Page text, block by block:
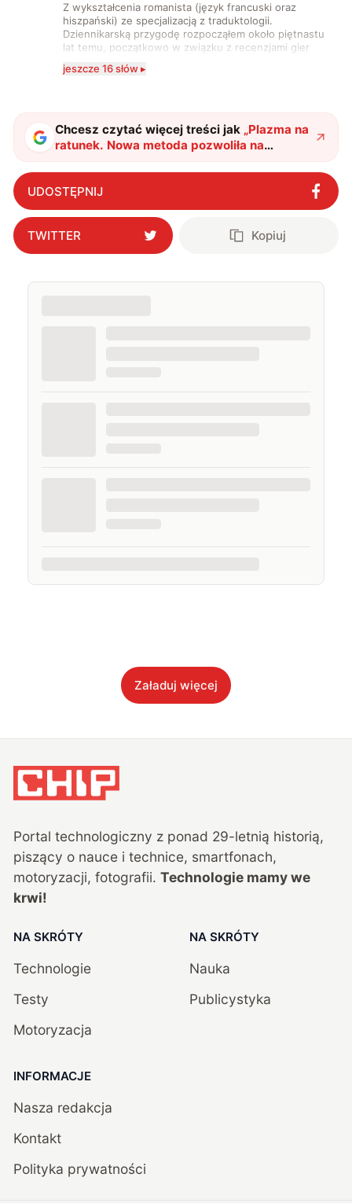
Z wykształcenia romanista (język francuski oraz
hiszpański) ze specjalizacją z traduktologii.
Dziennikarską przygodę rozpocząłem około piętnastu
lat temu, początkowo w związku z recenzjami gier
komputerowych i filmów. Obecnie publikuję
zdecydowanie częściej na tematy związane z nauką
także uprawiać oraz oglądać sport.
jeszcze 16 słów ▸
Chcesz czytać więcej treści jak „Plazma na
ratunek. Nowa metoda pozwoliła na
pokonanie dotychczasowych ograniczeń"?
UDOSTĘPNIJ
TWITTER Kopiuj
Załaduj więcej
Portal technologiczny z ponad 29-letnią historią,
piszący o nauce i technice, smartfonach,
motoryzacji, fotografii. Technologie mamy we
krwi!
NA SKRÓTY
Technologie
Testy
Motoryzacja
NA SKRÓTY
Nauka
Publicystyka
INFORMACJE
Nasza redakcja
Kontakt
Polityka prywatności